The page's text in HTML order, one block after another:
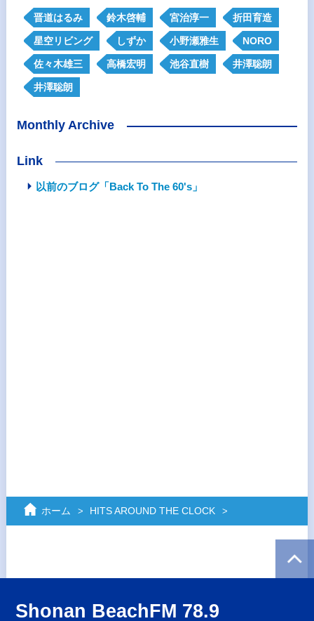
晋道はるみ 鈴木啓輔 宮治淳一 折田育造
星空リビング しずか 小野瀬雅生 NORO
佐々木雄三 高橋宏明 池谷直樹 井澤聡朗
井澤聡朗
Monthly Archive
Link
以前のブログ「Back To The 60's」
ホーム HITS AROUND THE CLOCK
Shonan BeachFM 78.9